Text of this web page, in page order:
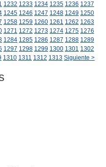
1232 1233 1234 1235 1236 1237
1245 1246 1247 1248 1249 1250
1258 1259 1260 1261 1262 1263
1271 1272 1273 1274 1275 1276
1284 1285 1286 1287 1288 1289
1297 1298 1299 1300 1301 1302
1310 1311 1312 1313 Siguiente >